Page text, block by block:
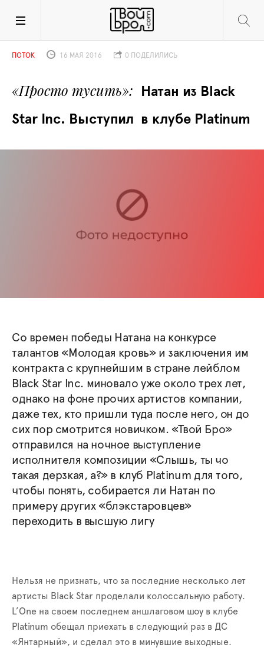
«Просто тусить»
Натан из Black
Star Inc. Выступил  в клубе Platinum
ПОТОК 16 МАЯ 2016 0 ПОДЕЛИЛИСЬ
Со времен победы Натана на конкурсе
талантов «Молодая кровь» и заключения им
контракта с крупнейшим в стране лейблом
Black Star Inc. миновало уже около трех лет,
однако на фоне прочих артистов компании,
даже тех, кто пришли туда после него, он до
сих пор смотрится новичком. «Твой Бро»
отправился на ночное выступление
исполнителя композиции «Слышь, ты чо
такая дерзкая, а?» в клуб Platinum для того,
чтобы понять, собирается ли Натан по
примеру других «блэкстаровцев»
переходить в высшую лигу
Нельзя не признать, что за последние несколько лет
артисты Black Star проделали колоссальную работу.
L’One на своем последнем аншлаговом шоу в клубе
Platinum обещал приехать в следующий раз в ДС
«Янтарный», и сделал это в минувшие выходные.